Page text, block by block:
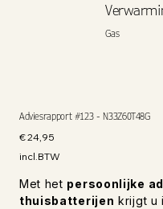
Gas
Adviesrapport #123 - N33Z60T48G
Prijs
€ 24,95
incl.BTW
Met het persoonlijke
thuisbatterijen krijgt u